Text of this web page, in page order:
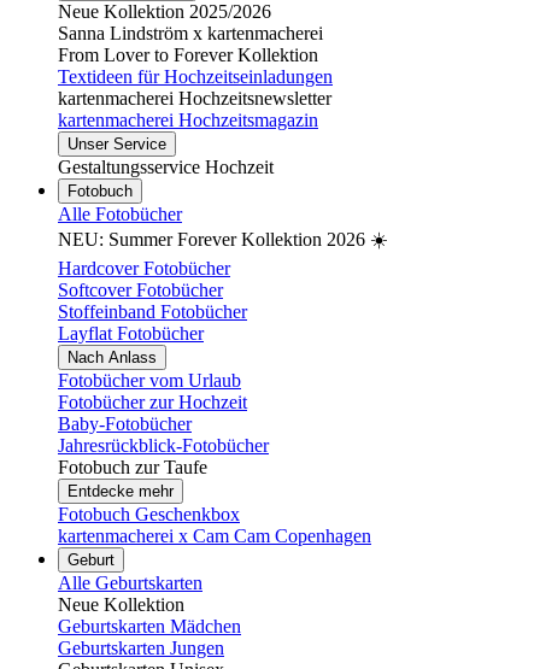
Neue Kollektion 2025/2026
Sanna Lindström x kartenmacherei
From Lover to Forever Kollektion
Textideen für Hochzeitseinladungen
kartenmacherei Hochzeitsnewsletter
kartenmacherei Hochzeitsmagazin
Unser Service
Gestaltungsservice Hochzeit
Fotobuch
Alle Fotobücher
NEU: Summer Forever Kollektion 2026 ☀️
Hardcover Fotobücher
Softcover Fotobücher
Stoffeinband Fotobücher
Layflat Fotobücher
Nach Anlass
Fotobücher vom Urlaub
Fotobücher zur Hochzeit
Baby-Fotobücher
Jahresrückblick-Fotobücher
Fotobuch zur Taufe
Entdecke mehr
Fotobuch Geschenkbox
kartenmacherei x Cam Cam Copenhagen
Geburt
Alle Geburtskarten
Neue Kollektion
Geburtskarten Mädchen
Geburtskarten Jungen